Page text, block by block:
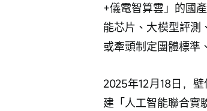
+儀電智算雲」的國
能芯片、大模型評測
或牽頭制定團體標準
2025年12月18日，
建「人工智能聯合實